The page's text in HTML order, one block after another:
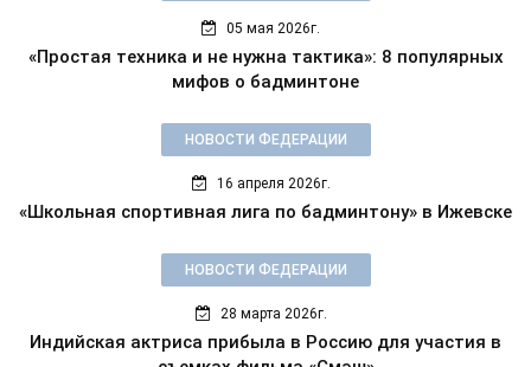
05 мая 2026г.
«Простая техника и не нужна тактика»: 8 популярных
мифов о бадминтоне
НОВОСТИ ФЕДЕРАЦИИ
16 апреля 2026г.
«Школьная спортивная лига по бадминтону» в Ижевске
НОВОСТИ ФЕДЕРАЦИИ
28 марта 2026г.
Индийская актриса прибыла в Россию для участия в